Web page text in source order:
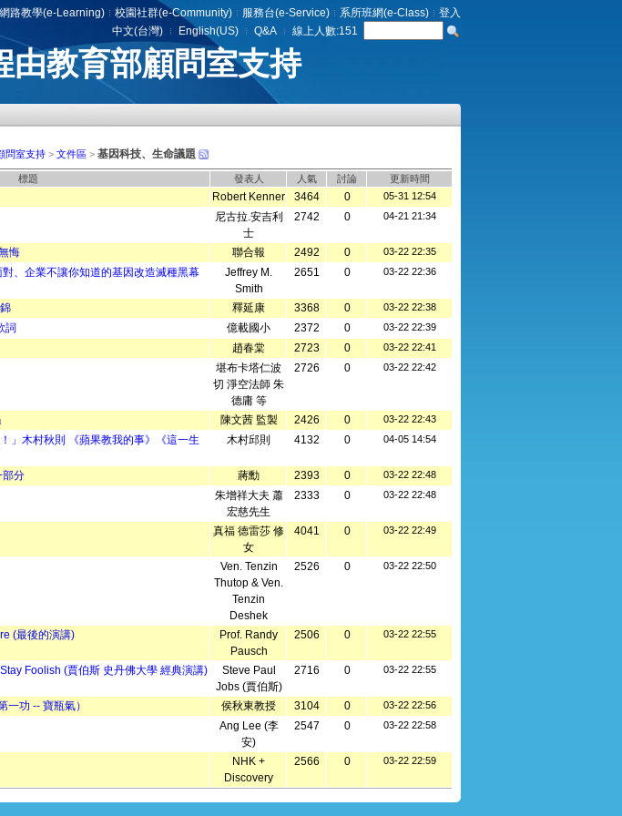
網路教學(e-Learning) 校園社群(e-Community) 服務台(e-Service) 系所班網(e-Class)
登入
中文(台灣)
English(US) Q&A 線上人數:151
由教育部顧問室支持
問室支持 > 文件區 > 基因科技、生命議題
標題 發表人 人氣 討論 更新時間
Robert Kenner 3464 0 05-31 12:54
尼古拉.安吉利
士
2742 0 04-21 21:34
悔 聯合報 2492 0 03-22 22:35
、企業不讓你知道的基因改造滅種黑幕
Jeffrey M.
Smith
2651 0 03-22 22:36
釋延康 3368 0 03-22 22:38
詞 億載國小 2372 0 03-22 22:39
趙春棠 2723 0 03-22 22:41
堪布卡塔仁波
切 淨空法師 朱
德庸 等
2726 0 03-22 22:42
陳文茜 監製 2426 0 03-22 22:43
」木村秋則 《蘋果教我的事》《這一生
木村邱則 4132 0 04-05 14:54
部分 蔣勳 2393 0 03-22 22:48
朱增祥大夫 蕭
宏慈先生
2333 0 03-22 22:48
真福 德雷莎 修
女
4041 0 03-22 22:49
Ven. Tenzin
Thutop & Ven.
Tenzin
Deshek
2526 0 03-22 22:50
(最後的演講)
Prof. Randy
Pausch
2506 0 03-22 22:55
Foolish (賈伯斯 史丹佛大學 經典演講)
Steve Paul
Jobs (賈伯斯)
2716 0 03-22 22:55
一功 -- 寶瓶氣） 侯秋東教授 3104 0 03-22 22:56
Ang Lee (李
安)
2547 0 03-22 22:58
NHK +
Discovery
2566 0 03-22 22:59